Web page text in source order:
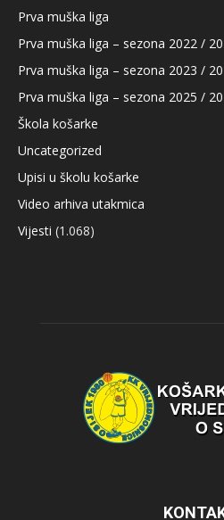
Prva muška liga
Prva muška liga – sezona 2022 /
Prva muška liga – sezona 2023 /
Prva muška liga – sezona 2025 /
Škola košarke
Uncategorized
Upisi u školu košarke
Video arhiva utakmica
Vijesti (1.068)